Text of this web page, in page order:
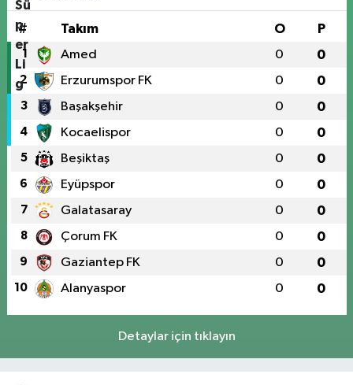
# Takım O P
1 Amed 0 0
2 Erzurumspor FK 0 0
3 Başakşehir 0 0
4 Kocaelispor 0 0
5 Beşiktaş 0 0
6 Eyüpspor 0 0
7 Galatasaray 0 0
8 Çorum FK 0 0
9 Gaziantep FK 0 0
10 Alanyaspor 0 0
Detaylar için tıklayın